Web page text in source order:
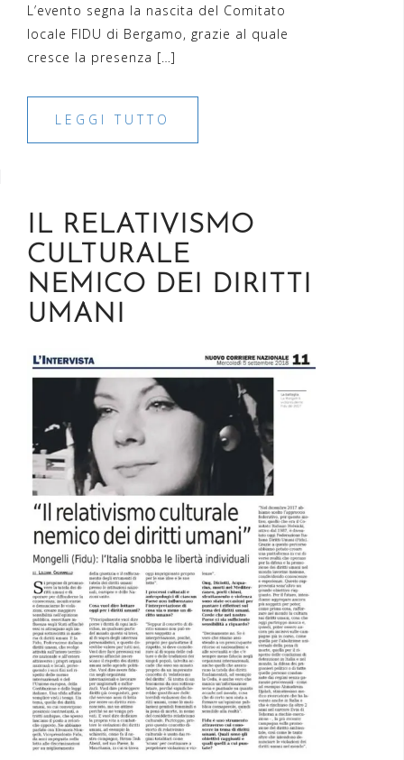
L’evento segna la nascita del Comitato
locale FIDU di Bergamo, grazie al quale
cresce la presenza […]
LEGGI TUTTO
IL RELATIVISMO
CULTURALE
NEMICO DEI DIRITTI
UMANI